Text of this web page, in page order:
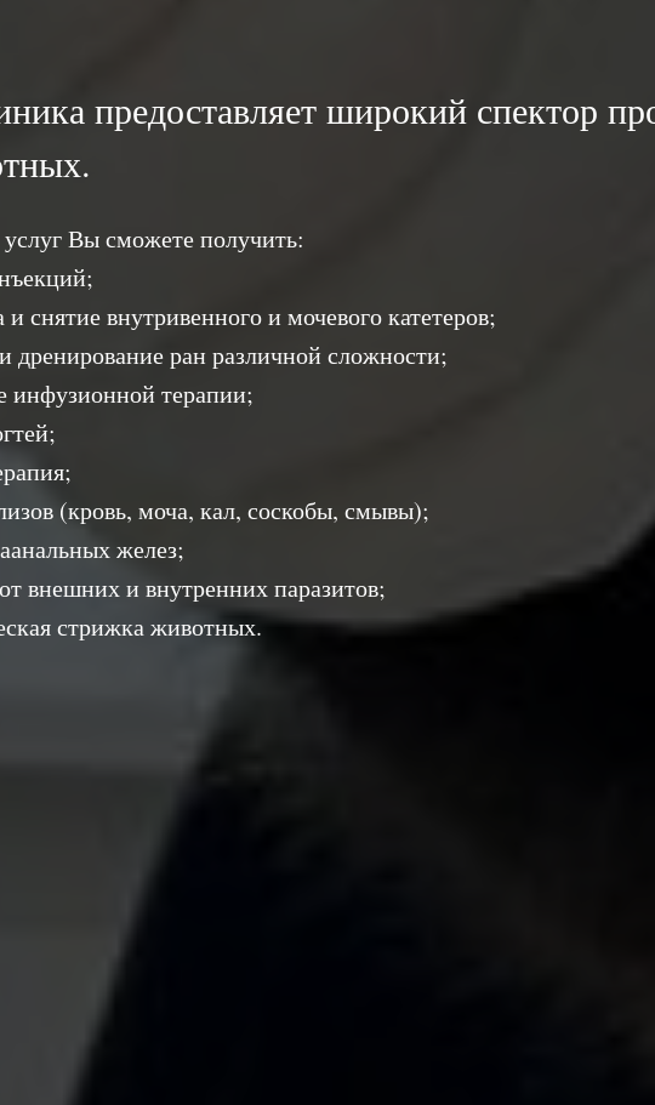
предоставляет широкий спектор
Вы сможете получить:
и снятие внутривенного и мочевого катетеров;
дренирование ран различной сложности;
инфузионной терапии;
(кровь, моча, кал, соскобы, смывы);
желез;
внешних и внутренних паразитов;
стрижка животных.